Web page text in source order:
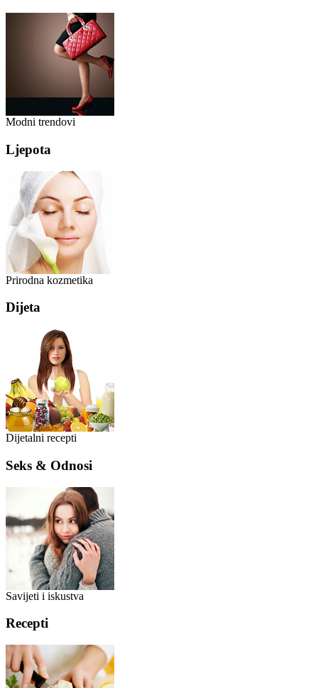
Modni trendovi
Ljepota
Prirodna kozmetika
Dijeta
Dijetalni recepti
Seks & Odnosi
Savijeti i iskustva
Recepti